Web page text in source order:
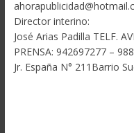
Director interino:
José Arias Padilla TELF.
PRENSA: 942697277 –
Jr. España N° 211Barrio